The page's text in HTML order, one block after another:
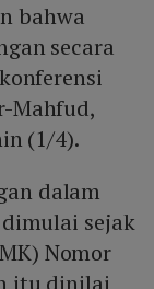
bahwa
secara
Mahfud,
(1/4).
dalam
sejak
Nomor
itu dinilai